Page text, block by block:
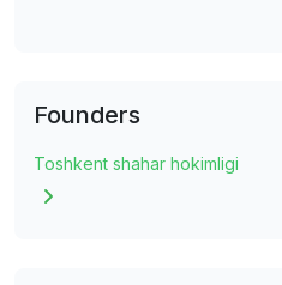
Founders
Toshkent shahar hokimligi